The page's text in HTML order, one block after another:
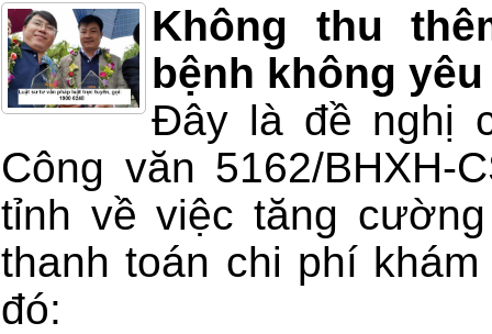
Không thu
bệnh không
Đây là đề nghị
Công văn 5162/BHXH-
tỉnh về việc tăng
thanh toán chi phí
đó: